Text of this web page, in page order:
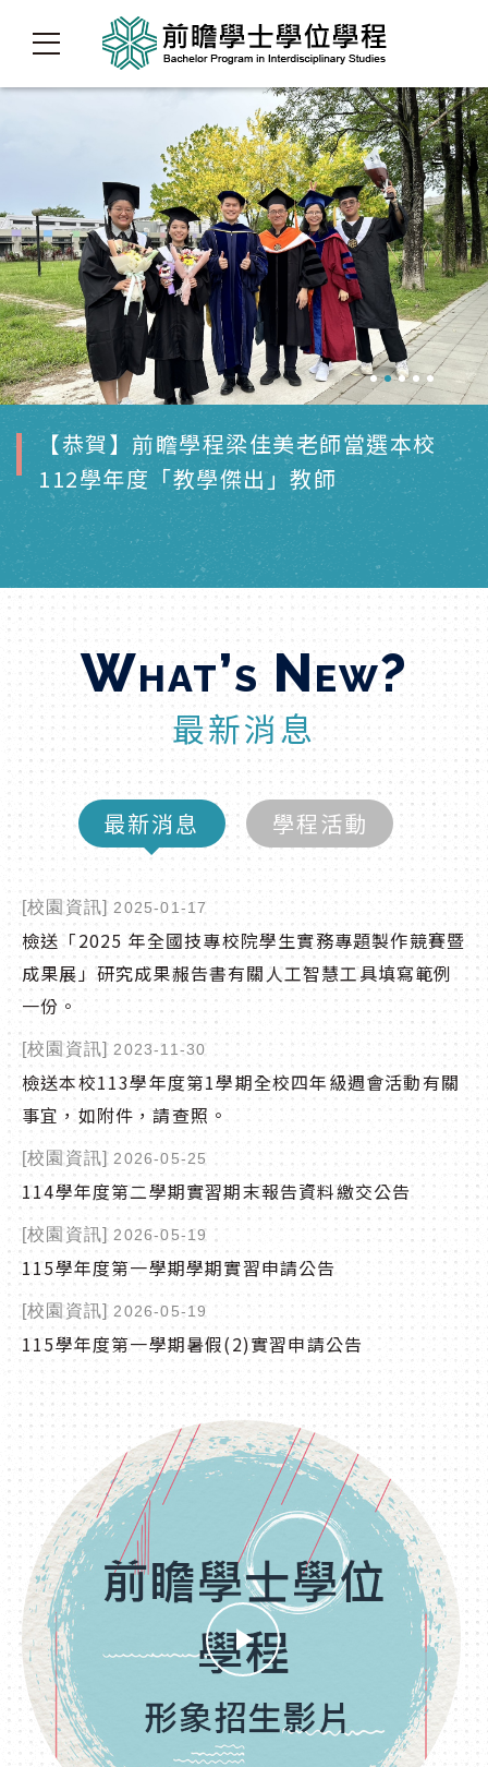
梁佳美老師當選本校
出」教師
【恭賀】前瞻學
隊參加【第十四
榮獲SDGs永續獎
作獎、最佳陪伴
What’s New?
最新消息
最新消息 學程活動
[校園資訊] 2025-01-17
檢送「2025 年全國技專校院學生實務專題製作競賽暨
成果展」研究成果赧告書有關人工智慧工具填寫範例
一份。
[校園資訊] 2023-11-30
檢送本校113學年度第1學期全校四年級週會活動有關
事宜，如附件，請查照。
[校園資訊] 2026-05-25
114學年度第二學期實習期末報告資料繳交公告
[校園資訊] 2026-05-19
115學年度第一學期學期實習申請公告
[校園資訊] 2026-05-19
115學年度第一學期暑假(2)實習申請公告